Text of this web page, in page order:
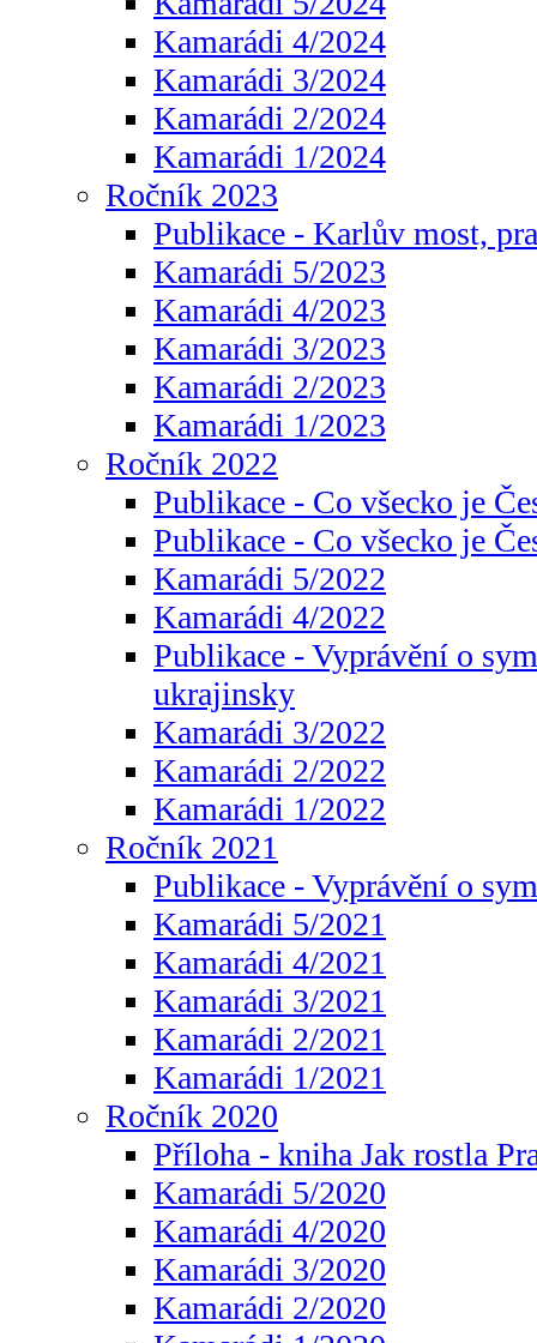
Kamarádi 4/2024
Kamarádi 3/2024
Kamarádi 2/2024
Kamarádi 1/2024
Ročník 2023
Publikace - Karlův most,
Kamarádi 5/2023
Kamarádi 4/2023
Kamarádi 3/2023
Kamarádi 2/2023
Kamarádi 1/2023
Ročník 2022
Publikace - Co všecko je
Publikace - Co všecko je
Kamarádi 5/2022
Kamarádi 4/2022
Publikace - Vyprávění o
ukrajinsky
Kamarádi 3/2022
Kamarádi 2/2022
Kamarádi 1/2022
Ročník 2021
Publikace - Vyprávění o
Kamarádi 5/2021
Kamarádi 4/2021
Kamarádi 3/2021
Kamarádi 2/2021
Kamarádi 1/2021
Ročník 2020
Příloha - kniha Jak rostla
Kamarádi 5/2020
Kamarádi 4/2020
Kamarádi 3/2020
Kamarádi 2/2020